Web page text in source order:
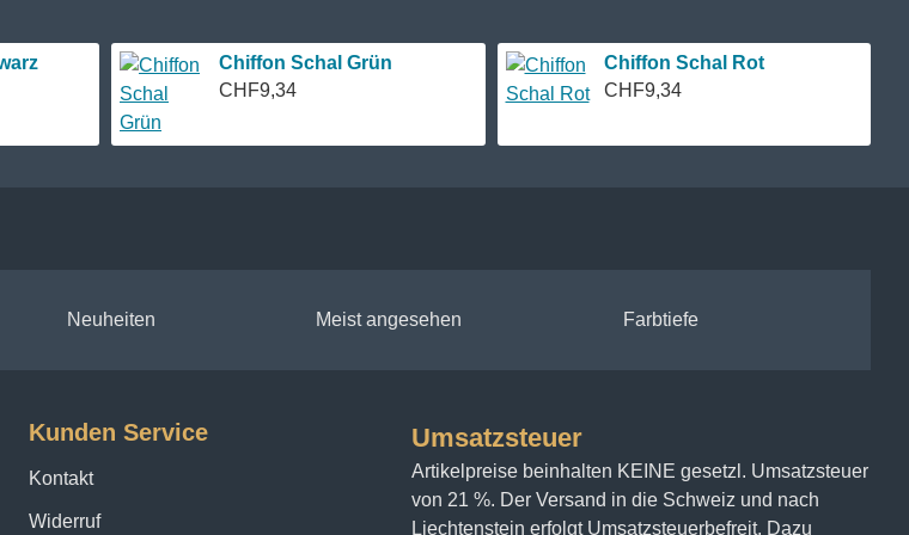
Chiffon Schal Grün
CHF9,34
Chiffon Schal Rot
CHF9,34
Neuheiten Meist angesehen Farbtiefe
Kunden Service
Kontakt
Widerruf
Umsatzsteuer
Artikelpreise beinhalten KEINE gesetzl. Umsatzsteuer
von 21 %. Der Versand in die Schweiz und nach
Liechtenstein erfolgt Umsatzsteuerbefreit. Dazu